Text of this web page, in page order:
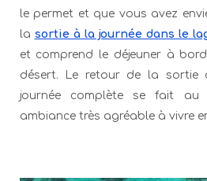
le permet et que vous avez
la sortie à la journée dans le
et comprend le déjeuner à
désert. Le retour de la sortie
journée complète se fait au
ambiance très agréable à vivre